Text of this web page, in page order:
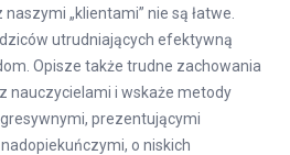
„klientami” nie są łatwe.
utrudniających efektywną
Opisze także trudne zachowania
nauczycielami i wskaże metody
prezentującymi
o niskich